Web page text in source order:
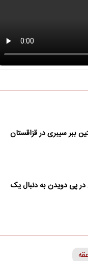
ببر سیبری در قزاقستان
در پی دویدن به دنبال یک